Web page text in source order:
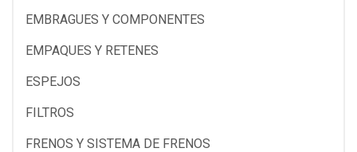
EMBRAGUES Y COMPONENTES
EMPAQUES Y RETENES
ESPEJOS
FILTROS
FRENOS Y SISTEMA DE FRENOS